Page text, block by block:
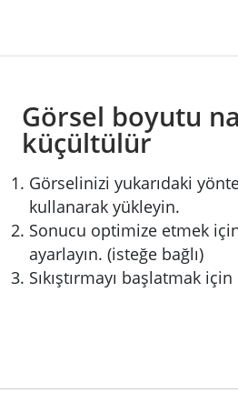
Görsel boyutu
küçültülür
Görselinizi yukarıdaki
kullanarak yükleyin.
Sonucu optimize etmek
ayarlayın. (isteğe bağlı)
Sıkıştırmayı başlatmak